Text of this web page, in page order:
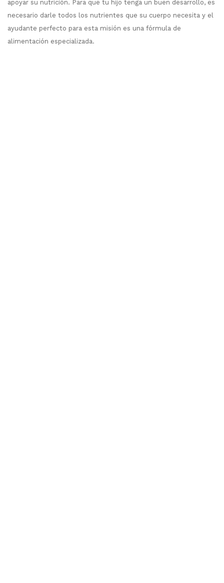
apoyar su nutrición. Para que tu hijo tenga un buen desarrollo, es
necesario darle todos los nutrientes que su cuerpo necesita y el
ayudante perfecto para esta misión es una fórmula de
alimentación especializada.